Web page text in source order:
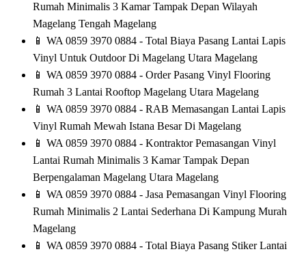
Rumah Minimalis 3 Kamar Tampak Depan Wilayah
Magelang Tengah Magelang
📱 WA 0859 3970 0884 - Total Biaya Pasang Lantai Lapis
Vinyl Untuk Outdoor Di Magelang Utara Magelang
📱 WA 0859 3970 0884 - Order Pasang Vinyl Flooring
Rumah 3 Lantai Rooftop Magelang Utara Magelang
📱 WA 0859 3970 0884 - RAB Memasangan Lantai Lapis
Vinyl Rumah Mewah Istana Besar Di Magelang
📱 WA 0859 3970 0884 - Kontraktor Pemasangan Vinyl
Lantai Rumah Minimalis 3 Kamar Tampak Depan
Berpengalaman Magelang Utara Magelang
📱 WA 0859 3970 0884 - Jasa Pemasangan Vinyl Flooring
Rumah Minimalis 2 Lantai Sederhana Di Kampung Murah
Magelang
📱 WA 0859 3970 0884 - Total Biaya Pasang Stiker Lantai